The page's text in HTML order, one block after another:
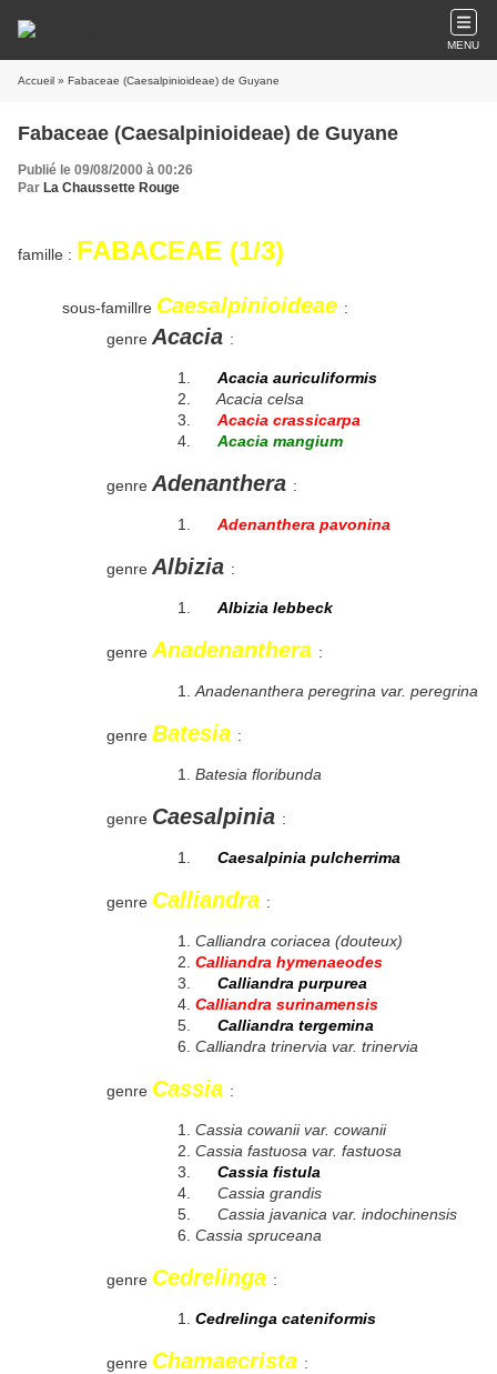
MENU
Accueil » Fabaceae (Caesalpinioideae) de Guyane
Fabaceae (Caesalpinioideae) de Guyane
Publié le 09/08/2000 à 00:26
Par La Chaussette Rouge
famille : FABACEAE (1/3)
sous-famillre Caesalpinioideae :
genre Acacia :
Acacia auriculiformis
Acacia celsa
Acacia crassicarpa
Acacia mangium
genre Adenanthera :
Adenanthera pavonina
genre Albizia :
Albizia lebbeck
genre Anadenanthera :
Anadenanthera peregrina var. peregrina
genre Batesia :
Batesia floribunda
genre Caesalpinia :
Caesalpinia pulcherrima
genre Calliandra :
Calliandra coriacea (douteux)
Calliandra hymenaeodes
Calliandra purpurea
Calliandra surinamensis
Calliandra tergemina
Calliandra trinervia var. trinervia
genre Cassia :
Cassia cowanii var. cowanii
Cassia fastuosa var. fastuosa
Cassia fistula
Cassia grandis
Cassia javanica var. indochinensis
Cassia spruceana
genre Cedrelinga :
Cedrelinga cateniformis
genre Chamaecrista :